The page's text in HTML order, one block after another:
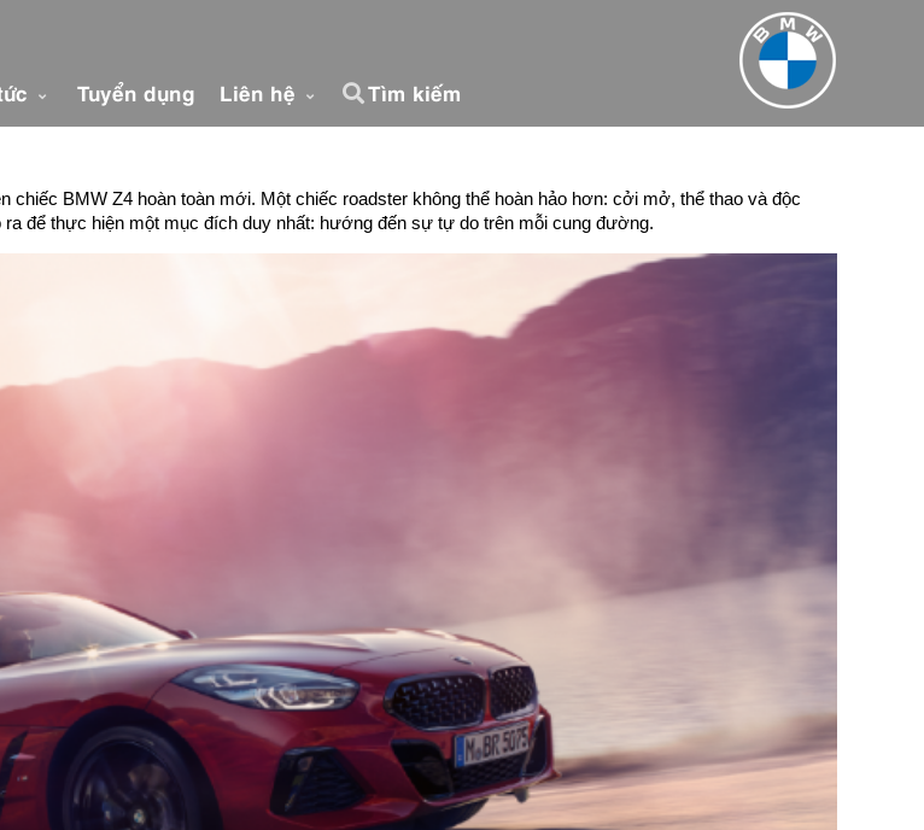
Tuyển dụng Liên hệ Tìm kiếm
BMW Z4 hoàn toàn mới. Một chiếc roadster không thể hoàn hảo hơn: cởi mở, thể thao và độc
để thực hiện một mục đích duy nhất: hướng đến sự tự do trên mỗi cung đường.